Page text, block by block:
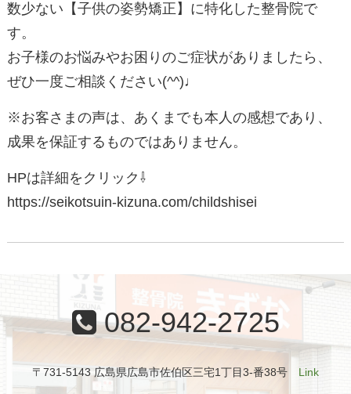
数少ない【子供の姿勢矯正】に特化した整骨院で
す。
お子様のお悩みやお困りのご症状がありましたら、
ぜひ一度ご相談ください(^^)♩
※お客さまの声は、あくまでも本人の感想であり、
成果を保証するものではありません。
HPは詳細をクリック⇩
https://seikotsuin-kizuna.com/childshisei
082-942-2725
〒731-5143 広島県広島市佐伯区三宅1丁目3-番38号 Link